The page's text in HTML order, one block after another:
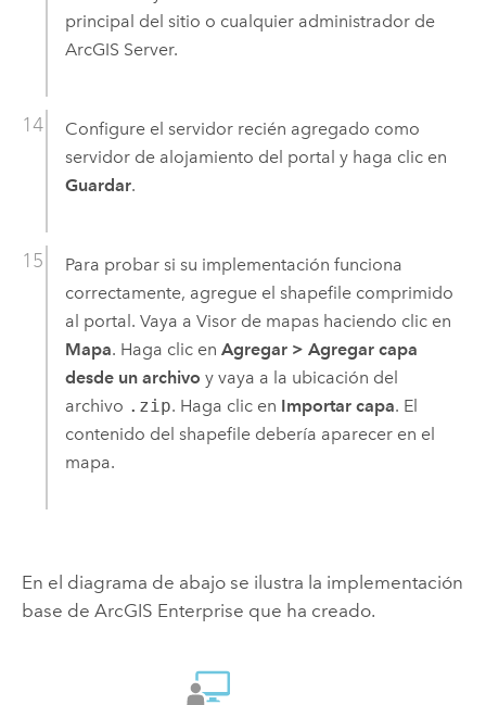
principal del sitio o cualquier administrador de
ArcGIS Server.
Configure el servidor recién agregado como
servidor de alojamiento del portal y haga clic en
Guardar.
Para probar si su implementación funciona
correctamente, agregue el shapefile comprimido
al portal. Vaya a Visor de mapashaciendo clic en
Mapa. Haga clic en Agregar > Agregar capa
desde un archivo y vaya a la ubicación del
archivo .zip. Haga clic en Importar capa. El
contenido del shapefile debería aparecer en el
mapa.
En el diagrama de abajo se ilustra la implementación
base de ArcGIS Enterprise que ha creado.